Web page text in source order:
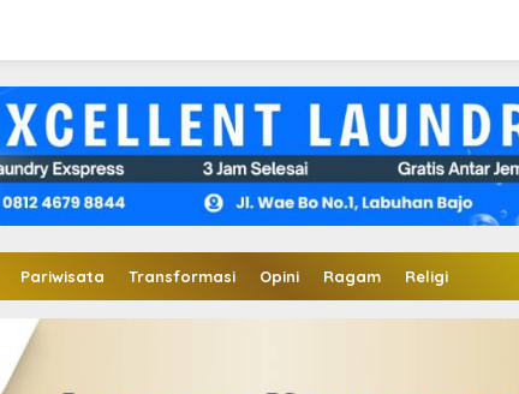
Pariwisata Transformasi Opini Ragam Religi